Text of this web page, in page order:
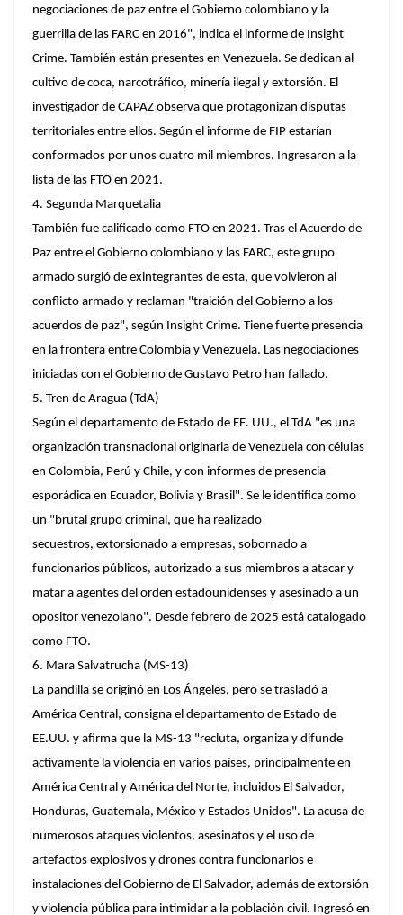
negociaciones de paz entre el Gobierno colombiano y la
guerrilla de las FARC en 2016", indica el informe de Insight
Crime. También están presentes en Venezuela. Se dedican al
cultivo de coca, narcotráfico, minería ilegal y extorsión. El
investigador de CAPAZ observa que protagonizan disputas
territoriales entre ellos. Según el informe de FIP estarían
conformados por unos cuatro mil miembros. Ingresaron a la
lista de las FTO en 2021.
4. Segunda Marquetalia
También fue calificado como FTO en 2021. Tras el Acuerdo de
Paz entre el Gobierno colombiano y las FARC, este grupo
armado surgió de exintegrantes de esta, que volvieron al
conflicto armado y reclaman "traición del Gobierno a los
acuerdos de paz", según Insight Crime. Tiene fuerte presencia
en la frontera entre Colombia y Venezuela. Las negociaciones
iniciadas con el Gobierno de Gustavo Petro han fallado.
5. Tren de Aragua (TdA)
Según el departamento de Estado de EE. UU., el TdA "es una
organización transnacional originaria de Venezuela con células
en Colombia, Perú y Chile, y con informes de presencia
esporádica en Ecuador, Bolivia y Brasil". Se le identifica como
un "brutal grupo criminal, que ha realizado
secuestros, extorsionado a empresas, sobornado a
funcionarios públicos, autorizado a sus miembros a atacar y
matar a agentes del orden estadounidenses y asesinado a un
opositor venezolano". Desde febrero de 2025 está catalogado
como FTO.
6. Mara Salvatrucha (MS-13)
La pandilla se originó en Los Ángeles, pero se trasladó a
América Central, consigna el departamento de Estado de
EE.UU. y afirma que la MS-13 "recluta, organiza y difunde
activamente la violencia en varios países, principalmente en
América Central y América del Norte, incluidos El Salvador,
Honduras, Guatemala, México y Estados Unidos". La acusa de
numerosos ataques violentos, asesinatos y el uso de
artefactos explosivos y drones contra funcionarios e
instalaciones del Gobierno de El Salvador, además de extorsión
y violencia pública para intimidar a la población civil. Ingresó en